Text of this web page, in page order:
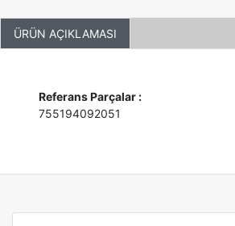
ÜRÜN AÇIKLAMASI
Referans Parçalar :
755194092051